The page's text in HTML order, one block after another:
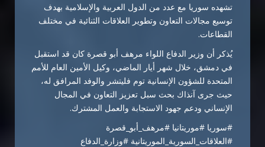
تشهده سوريا مع عدد من الدول العربية والإسلامية بهدف
توسيع مجالات التعاون وتطوير العلاقات الثنائية في مختلف
القطاعات.
يُذكر أن وزير الدفاع اللواء مرهف أبو قصرة كان قد استقبل
في دمشق، خلال شهر أيار الماضي، وكيل الأمين العام للأمم
المتحدة للشؤون الإنسانية توم فليتشر والوفد المرافق له،
حيث جرى آنذاك بحث سبل تعزيز التعاون في المجال
الإنساني ودعم جهود الاستجابة والعمل المشترك.
#سوريا #موريتانيا #مرهف_أبو_قصرة
#العلاقات_السورية_الموريتانية #وزارة_الدفاع